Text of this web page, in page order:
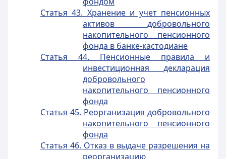
Статья 43. Хранение и учет пенсионных
активов добровольного
накопительного пенсионного
фонда в банке-кастодиане
Статья 44. Пенсионные правила и
инвестиционная декларация
добровольного
накопительного пенсионного
фонда
Статья 45. Реорганизация добровольного
накопительного пенсионного
фонда
Статья 46. Отказ в выдаче разрешения на
реорганизацию